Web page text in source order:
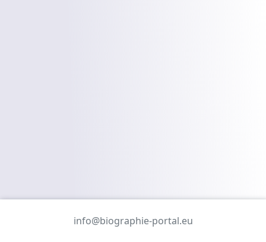
info@biographie-portal.eu